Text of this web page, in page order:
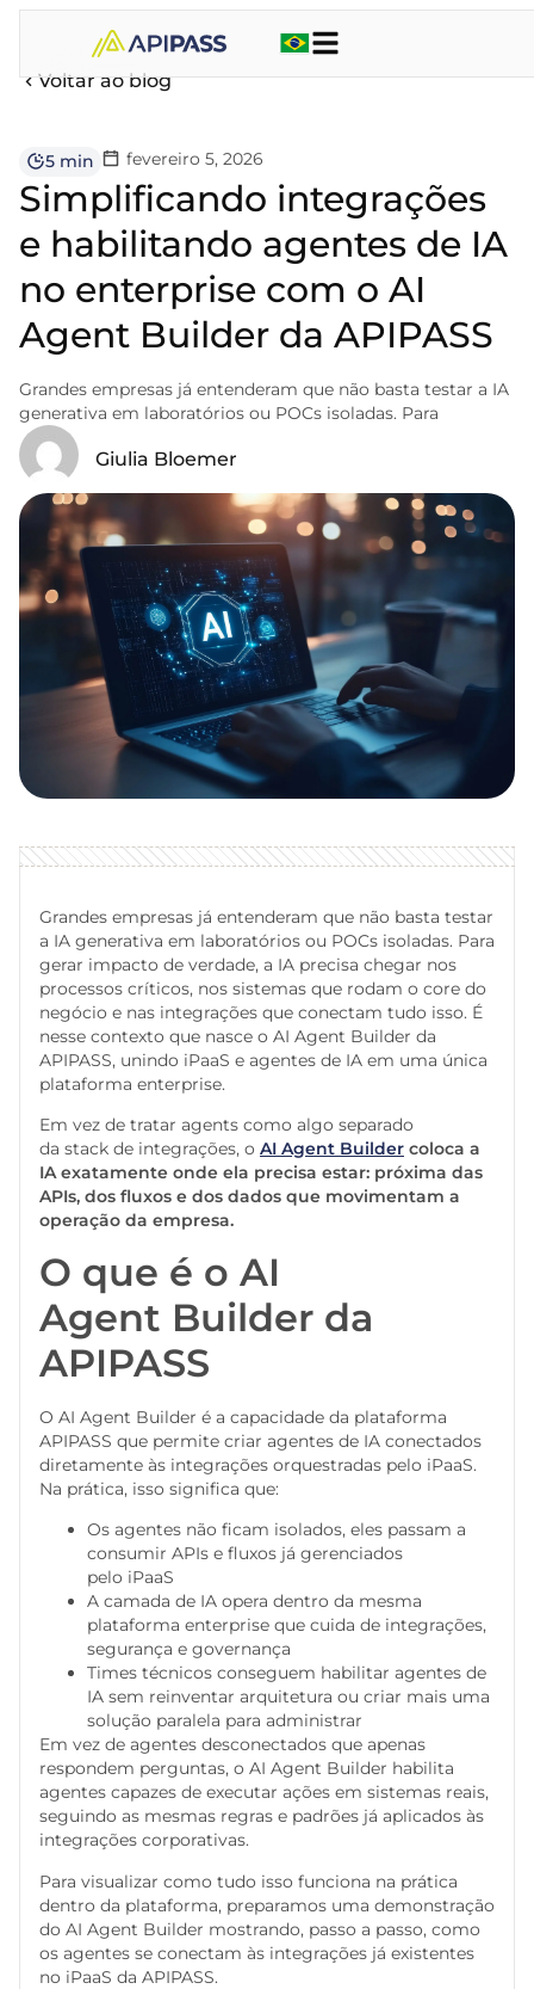
Voltar ao blog
5 min fevereiro 5, 2026
Simplificando integrações
e habilitando agentes de IA
no enterprise com o AI
Agent Builder da APIPASS
Grandes empresas já entenderam que não basta testar a IA
generativa em laboratórios ou POCs isoladas. Para
Giulia Bloemer
Grandes empresas já entenderam que não basta testar
a IA generativa em laboratórios ou POCs isoladas. Para
gerar impacto de verdade, a IA precisa chegar nos
processos críticos, nos sistemas que rodam o core do
negócio e nas integrações que conectam tudo isso. É
nesse contexto que nasce o AI Agent Builder da
APIPASS, unindo iPaaS e agentes de IA em uma única
plataforma enterprise.
Em vez de tratar agents como algo separado
da stack de integrações, o AI Agent Builder coloca a
IA exatamente onde ela precisa estar: próxima das
APIs, dos fluxos e dos dados que movimentam a
operação da empresa.
O que é o AI
Agent Builder da
APIPASS
O AI Agent Builder é a capacidade da plataforma
APIPASS que permite criar agentes de IA conectados
diretamente às integrações orquestradas pelo iPaaS.
Na prática, isso significa que:
Os agentes não ficam isolados, eles passam a
consumir APIs e fluxos já gerenciados
pelo iPaaS
A camada de IA opera dentro da mesma
plataforma enterprise que cuida de integrações,
segurança e governança
Times técnicos conseguem habilitar agentes de
IA sem reinventar arquitetura ou criar mais uma
solução paralela para administrar
Em vez de agentes desconectados que apenas
respondem perguntas, o AI Agent Builder habilita
agentes capazes de executar ações em sistemas reais,
seguindo as mesmas regras e padrões já aplicados às
integrações corporativas.
Para visualizar como tudo isso funciona na prática
dentro da plataforma, preparamos uma demonstração
do AI Agent Builder mostrando, passo a passo, como
os agentes se conectam às integrações já existentes
no iPaaS da APIPASS.